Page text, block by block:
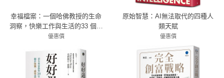
幸福檔案：一個哈佛教授的生命
洞察，快樂工作與生活的33 個核
心法則
優惠價
原始智慧：AI無法取代的四種人
類天賦
優惠價
79折 395元